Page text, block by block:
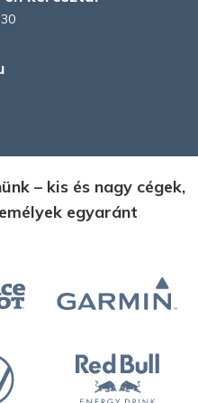
– kis és nagy cégek,
egyaránt